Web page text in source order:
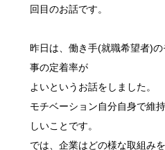
回目のお話です。
昨日は、働き手(就職希望者)
事の定着率が
よいというお話をしました。
モチベーション自分自身で維
しいことです。
では、企業はどの様な取組み